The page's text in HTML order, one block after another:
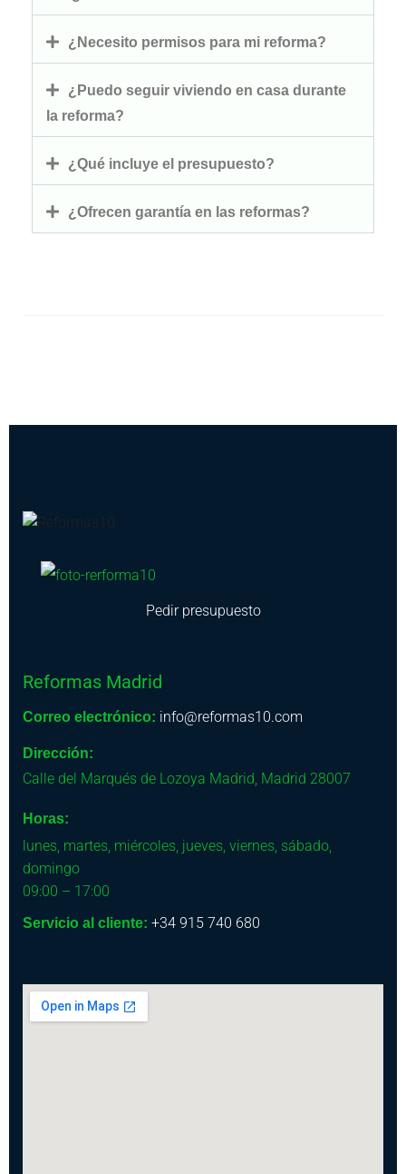
¿Necesito permisos para mi reforma?
¿Puedo seguir viviendo en casa durante
la reforma?
¿Qué incluye el presupuesto?
¿Ofrecen garantía en las reformas?
Pedir presupuesto
Reformas Madrid
Correo electrónico: info@reformas10.com
Dirección:
Calle del Marqués de Lozoya Madrid Madrid 28007
Horas:
lunes, martes, miércoles, jueves, viernes, sábado,
domingo
09:00 – 17:00
Servicio al cliente: +34 915 740 680